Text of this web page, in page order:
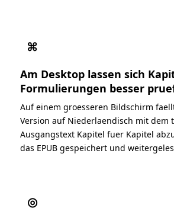
⌘
Am Desktop lassen sich
Formulierungen besser
Auf einem groesseren Bildschirm
Version auf Niederlaendisch mit dem
Ausgangstext Kapitel fuer Kapitel
das EPUB gespeichert und
◎